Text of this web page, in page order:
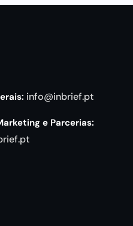
info@inbrief.pt
e Parcerias: